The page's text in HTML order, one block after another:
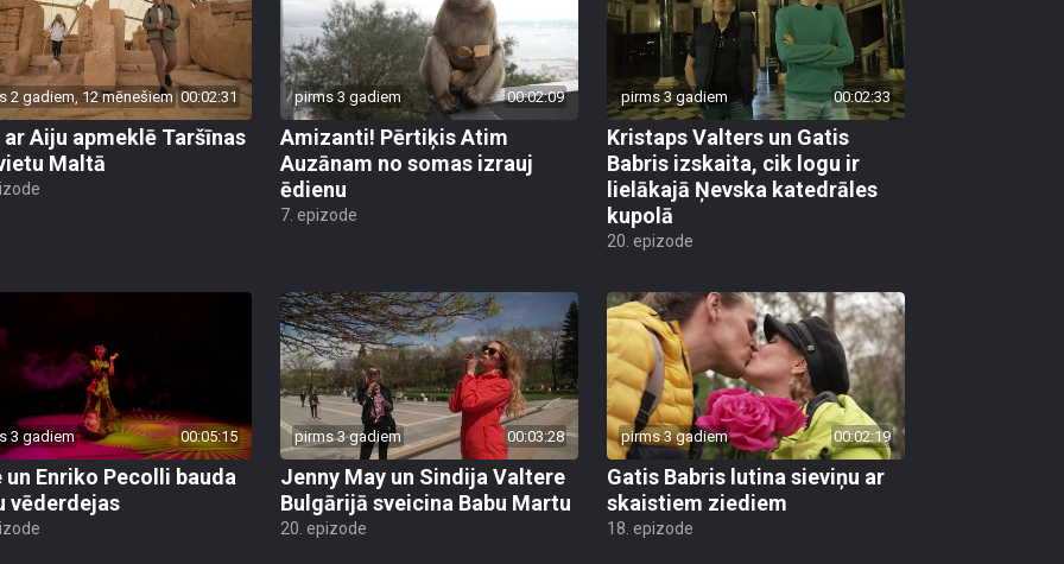
2 gadiem, 12 mēnešiem 00:02:31
ar Aiju apmeklē Taršīnas
Maltā
pirms 3 gadiem 00:02:09
Amizanti! Pērtiķis Atim
Auzānam no somas izrauj
ēdienu
7. epizode
pirms 3 gadiem 00:02:33
Kristaps Valters un Gatis
Babris izskaita, cik logu ir
lielākajā Ņevska katedrāles
kupolā
20. epizode
3 gadiem 00:05:15
un Enriko Pecolli bauda
vēderdejas
pirms 3 gadiem 00:03:28
Jenny May un Sindija Valtere
Bulgārijā sveicina Babu Martu
20. epizode
pirms 3 gadiem 00:02:19
Gatis Babris lutina sieviņu ar
skaistiem ziediem
18. epizode